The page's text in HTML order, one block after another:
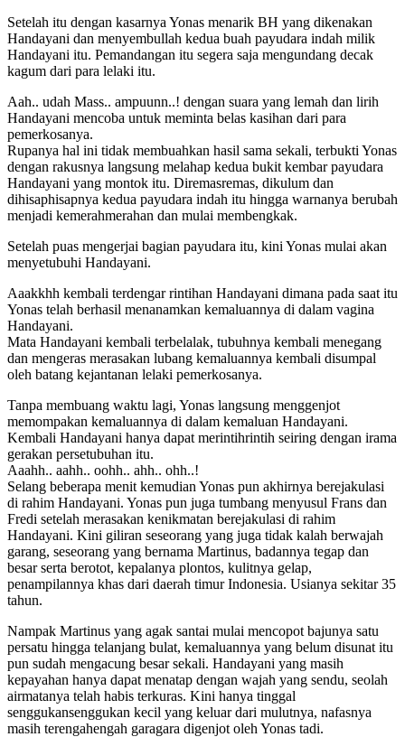
Setelah itu dengan kasarnya Yonas menarik BH yang dikenakan
Handayani dan menyembullah kedua buah payudara indah milik
Handayani itu. Pemandangan itu segera saja mengundang decak
kagum dari para lelaki itu.
Aah.. udah Mass.. ampuunn..! dengan suara yang lemah dan lirih
Handayani mencoba untuk meminta belas kasihan dari para
pemerkosanya.
Rupanya hal ini tidak membuahkan hasil sama sekali, terbukti Yonas
dengan rakusnya langsung melahap kedua bukit kembar payudara
Handayani yang montok itu. Diremasremas, dikulum dan
dihisaphisapnya kedua payudara indah itu hingga warnanya berubah
menjadi kemerahmerahan dan mulai membengkak.
Setelah puas mengerjai bagian payudara itu, kini Yonas mulai akan
menyetubuhi Handayani.
Aaakkhh kembali terdengar rintihan Handayani dimana pada saat itu
Yonas telah berhasil menanamkan kemaluannya di dalam vagina
Handayani.
Mata Handayani kembali terbelalak, tubuhnya kembali menegang
dan mengeras merasakan lubang kemaluannya kembali disumpal
oleh batang kejantanan lelaki pemerkosanya.
Tanpa membuang waktu lagi, Yonas langsung menggenjot
memompakan kemaluannya di dalam kemaluan Handayani.
Kembali Handayani hanya dapat merintihrintih seiring dengan irama
gerakan persetubuhan itu.
Aaahh.. aahh.. oohh.. ahh.. ohh..!
Selang beberapa menit kemudian Yonas pun akhirnya berejakulasi
di rahim Handayani. Yonas pun juga tumbang menyusul Frans dan
Fredi setelah merasakan kenikmatan berejakulasi di rahim
Handayani. Kini giliran seseorang yang juga tidak kalah berwajah
garang, seseorang yang bernama Martinus, badannya tegap dan
besar serta berotot, kepalanya plontos, kulitnya gelap,
penampilannya khas dari daerah timur Indonesia. Usianya sekitar 35
tahun.
Nampak Martinus yang agak santai mulai mencopot bajunya satu
persatu hingga telanjang bulat, kemaluannya yang belum disunat itu
pun sudah mengacung besar sekali. Handayani yang masih
kepayahan hanya dapat menatap dengan wajah yang sendu, seolah
airmatanya telah habis terkuras. Kini hanya tinggal
senggukansenggukan kecil yang keluar dari mulutnya, nafasnya
masih terengahengah garagara digenjot oleh Yonas tadi.